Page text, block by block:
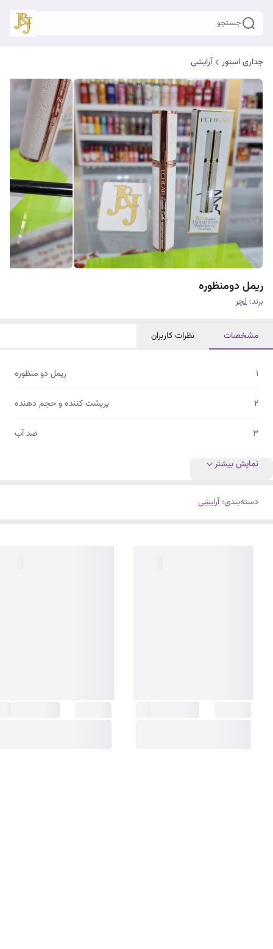
جستجو
جداری استور آرایشی
ریمل دومنظوره
برند: لچر
مشخصات نظرات کاربران
1 ریمل دو منظوره
2 پرپشت کننده و حجم دهنده
3 ضد آب
نمایش بیشتر
دسته‌بندی:آرایشی